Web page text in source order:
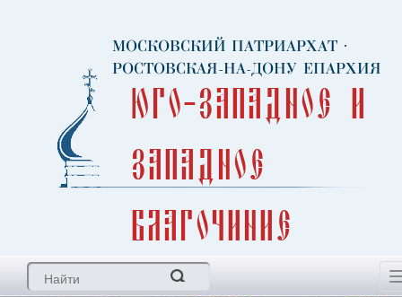
МОСКОВСКИЙ ПАТРИАРХАТ ·
РОСТОВСКАЯ-НА-ДОНУ ЕПАРХИЯ
Юго-Западное и
Западное
благочиние